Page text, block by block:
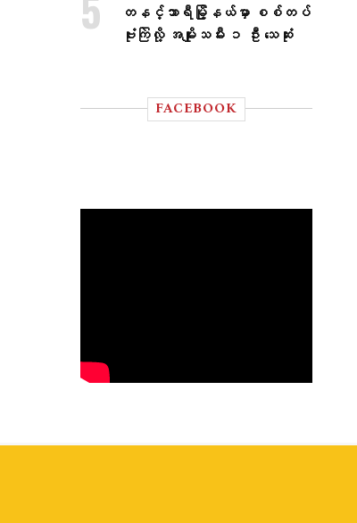
တနင်္သာရီမြို့နယ်မှာ စစ်တပ်
ဗုံးကြဲလို့ အမျိုးသမီး ၁ ဦး သေဆုံး
FACEBOOK